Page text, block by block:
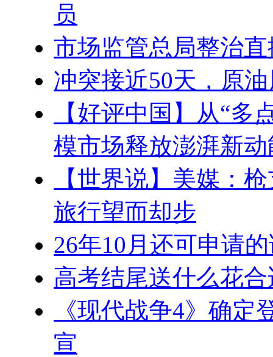
员
市场监管总局整治
冲突接近50天，原
【好评中国】从“多
模市场释放澎湃新动
【世界说】美媒：
旅行望而却步
26年10月还可申请
高考结尾送什么花
《现代战争4》确定
宣